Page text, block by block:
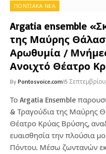
ΠΟΝΤΙΑΚΑ ΝΕΑ
Argatia ensemble
της Μαύρης
Αρωθυμία /
Ανοιχτό Θέατρο
By Pontosvoice.com15
Το Argatia Ensemble
& Τραγούδια της Μαύρης
Θέατρο Κρύας Βρύσης,
ευαισθησία την πλούσια
Πόντου. Μέσω ζωντανών